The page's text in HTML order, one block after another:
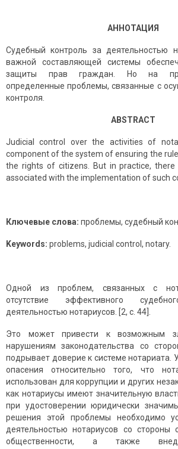
АННОТАЦИЯ
Судебный контроль за деятельностью
важной составляющей системы
защиты прав граждан. Но на
определенные проблемы, связанные с
контроля.
ABSTRACT
Judicial control over the activities of
component of the system of ensuring the
the rights of citizens. But in practice, there
associated with the implementation of such
Ключевые слова: проблемы, судебный
Keywords: problems, judicial control, notary.
Одной из проблем, связанных с
отсутствие эффективного
деятельностью нотариусов. [2, с. 44].
Это может привести к возможным
нарушениям законодательства со
подрывает доверие к системе нотариата.
опасения относительно того, что
использован для коррупции и других
как нотариусы имеют значительную
при удостоверении юридически
решения этой проблемы необходимо
деятельностью нотариусов со стороны
общественности, а также